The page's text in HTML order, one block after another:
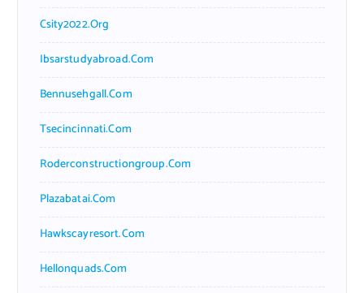
Csity2022.org
Ibsarstudyabroad.com
Bennusehgall.com
Tsecincinnati.com
Roderconstructiongroup.com
Plazabatai.com
Hawkscayresort.com
Hellonquads.com